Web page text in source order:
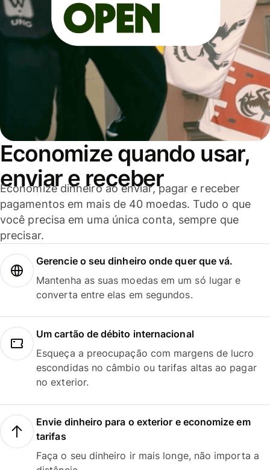
Economize quando usar,
enviar e receber
Economize dinheiro ao enviar, pagar e receber
pagamentos em mais de 40 moedas. Tudo o que
você precisa em uma única conta, sempre que
precisar.
Gerencie o seu dinheiro onde quer que vá.
Mantenha as suas moedas em um só lugar e
converta entre elas em segundos.
Um cartão de débito internacional
Esqueça a preocupação com margens de lucro
escondidas no câmbio ou tarifas altas ao pagar
no exterior.
Envie dinheiro para o exterior e economize em
tarifas
Faça o seu dinheiro ir mais longe, não importa a